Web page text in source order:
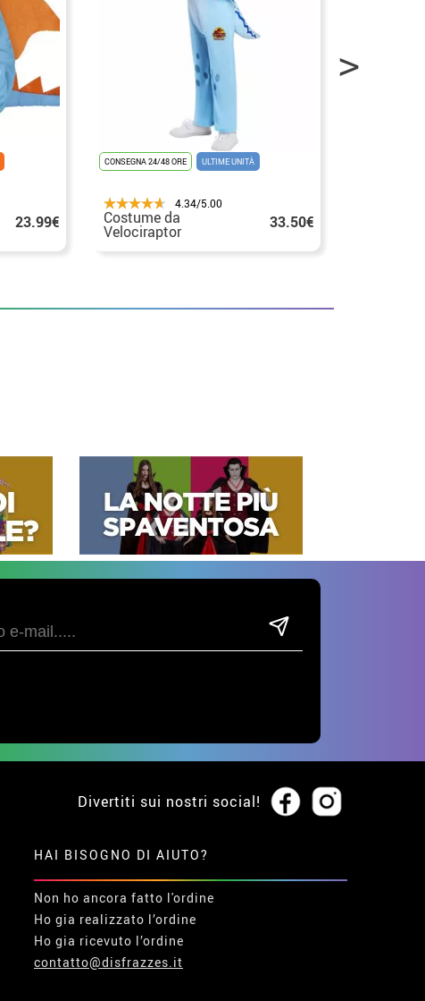
23.99€
CONSEGNA 24/48 ORE ULTIME UNITÀ
4.34/5.00
Costume da
Velociraptor
Giurassico Mondo per
33.50€
Divertiti sui nostri social!
HAI BISOGNO DI AIUTO?
Non ho ancora fatto l'ordine
Ho gia realizzato l’ordine
Ho gia ricevuto l’ordine
contatto@disfrazzes.it